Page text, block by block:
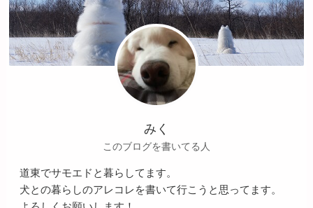
みく
このブログを書いてる人
道東でサモエドと暮らしてます。
犬との暮らしのアレコレを書いて行こうと思ってます。